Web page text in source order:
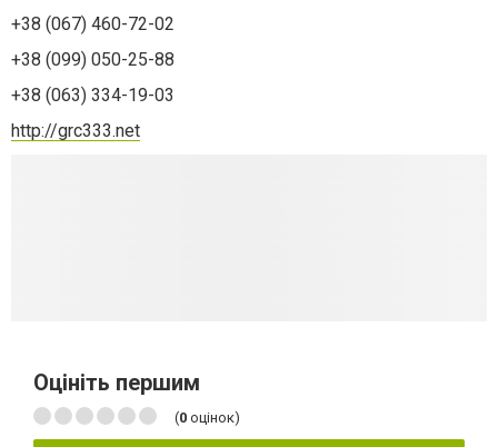
+38 (067) 460-72-02
+38 (099) 050-25-88
+38 (063) 334-19-03
http://grc333.net
Оцініть першим
(0 оцінок)